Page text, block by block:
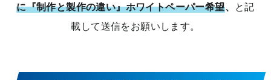
に『制作と製作の違い』ホワイトペーパー希望、 と記
載して送信をお願いします。